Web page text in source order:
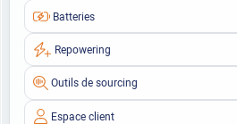
Batteries
Repowering
Outils de sourcing
Espace client